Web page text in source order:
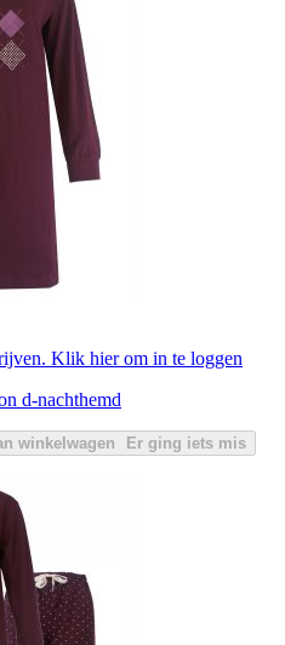
Klik hier om in te loggen
d-nachthemd
winkelwagen Er ging iets mis